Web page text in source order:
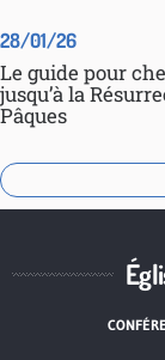
28/01/26
Le guide pour
jusqu’à la
Pâques